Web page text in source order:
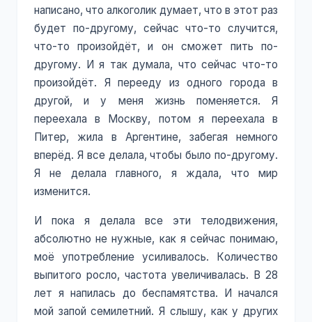
написано, что алкоголик думает, что в этот раз
будет по-другому, сейчас что-то случится,
что-то произойдёт, и он сможет пить по-
другому. И я так думала, что сейчас что-то
произойдёт. Я перееду из одного города в
другой, и у меня жизнь поменяется. Я
переехала в Москву, потом я переехала в
Питер, жила в Аргентине, забегая немного
вперёд. Я все делала, чтобы было по-другому.
Я не делала главного, я ждала, что мир
изменится.
И пока я делала все эти телодвижения,
абсолютно не нужные, как я сейчас понимаю,
моё употребление усиливалось. Количество
выпитого росло, частота увеличивалась. В 28
лет я напилась до беспамятства. И начался
мой запой семилетний. Я слышу, как у других